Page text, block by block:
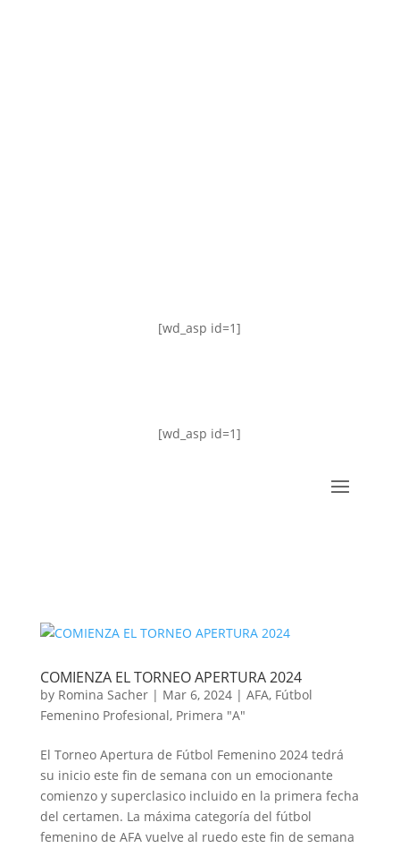
[wd_asp id=1]
[wd_asp id=1]
COMIENZA EL TORNEO APERTURA 2024
by Romina Sacher| Mar 6, 2024| AFA, Fútbol
Femenino Profesional, Primera "A"
El Torneo Apertura de Fútbol Femenino 2024 tedrá
su inicio este fin de semana con un emocionante
comienzo y superclasico incluido en la primera fecha
del certamen. La máxima categoría del fútbol
femenino de AFA vuelve al ruedo este fin de semana